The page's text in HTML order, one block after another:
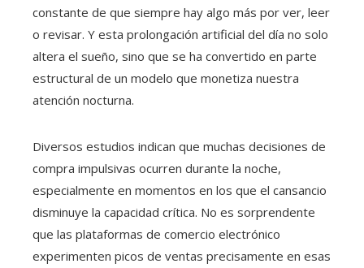
constante de que siempre hay algo más por ver, leer
o revisar. Y esta prolongación artificial del día no solo
altera el sueño, sino que se ha convertido en parte
estructural de un modelo que monetiza nuestra
atención nocturna.
Diversos estudios indican que muchas decisiones de
compra impulsivas ocurren durante la noche,
especialmente en momentos en los que el cansancio
disminuye la capacidad crítica. No es sorprendente
que las plataformas de comercio electrónico
experimenten picos de ventas precisamente en esas